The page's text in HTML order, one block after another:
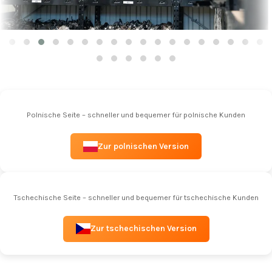
Polnische Seite – schneller und bequemer für polnische Kunden
Zur polnischen Version
Tschechische Seite – schneller und bequemer für tschechische Kunden
Zur tschechischen Version